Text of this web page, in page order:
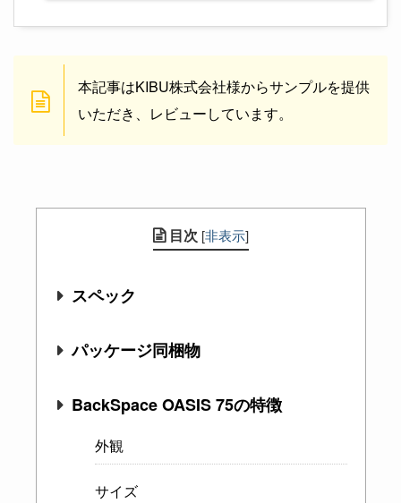
本記事はKIBU株式会社様からサンプルを提供
いただき、レビューしています。
目次 [非表示]
スペック
パッケージ同梱物
BackSpace OASIS 75の特徴
外観
サイズ